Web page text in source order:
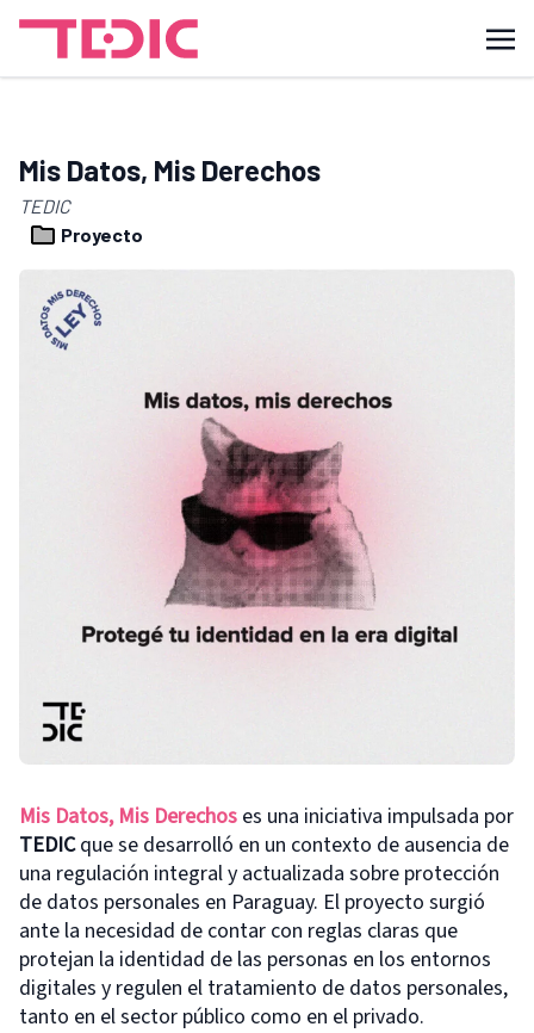
Mis Datos, Mis Derechos
TEDIC
Proyecto
Mis Datos, Mis Derechos es una iniciativa impulsada por
TEDICque se desarrolló en un contexto de ausencia de
una regulación integral y actualizada sobre protección
de datos personales en Paraguay. El proyecto surgió
ante la necesidad de contar con reglas claras que
protejan la identidad de las personas en los entornos
digitales y regulen el tratamiento de datos personales,
tanto en el sector público como en el privado.